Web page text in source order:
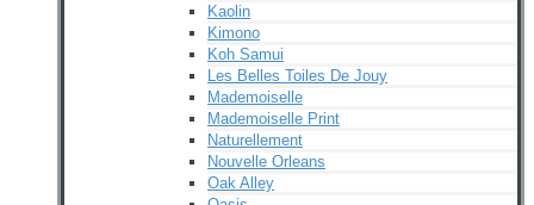
Kaolin
Kimono
Koh Samui
Les Belles Toiles De Jouy
Mademoiselle
Mademoiselle Print
Naturellement
Nouvelle Orleans
Oak Alley